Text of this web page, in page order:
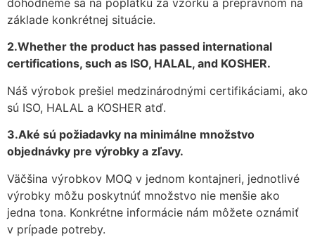
dohodneme sa na poplatku za vzorku a prepravnom na
základe konkrétnej situácie.
2.Whether the product has passed international
certifications, such as ISO, HALAL, and KOSHER.
Náš výrobok prešiel medzinárodnými certifikáciami, ako
sú ISO, HALAL a KOSHER atď.
3.Aké sú požiadavky na minimálne množstvo
objednávky pre výrobky a zľavy.
Väčšina výrobkov MOQ v jednom kontajneri, jednotlivé
výrobky môžu poskytnúť množstvo nie menšie ako
jedna tona. Konkrétne informácie nám môžete oznámiť
v prípade potreby.